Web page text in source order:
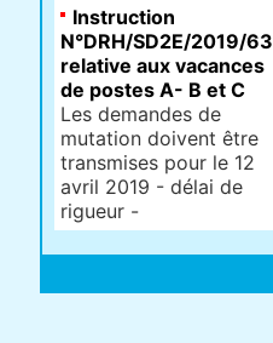
Instruction
N°DRH/SD2E/2019/63
relative aux vacances
de postes A- B et C
Les demandes de
mutation doivent être
transmises pour le 12
avril 2019 - délai de
rigueur -